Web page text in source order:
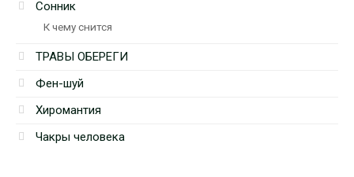
Сонник
К чему снится
ТРАВЫ ОБЕРЕГИ
Фен-шуй
Хиромантия
Чакры человека